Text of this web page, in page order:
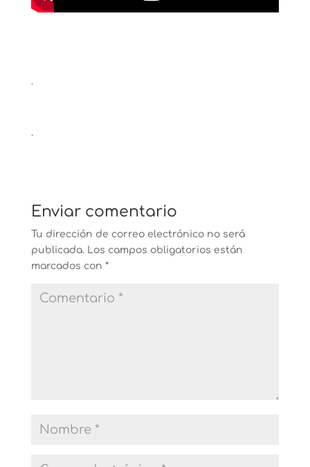
.
.
Enviar comentario
Tu dirección de correo electrónico no será
publicada. Los campos obligatorios están
marcados con *